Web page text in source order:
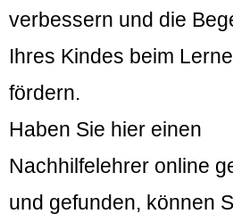
verbessern und die
Ihres Kindes beim
fördern.
Haben Sie hier einen
Nachhilfelehrer online
und gefunden, können